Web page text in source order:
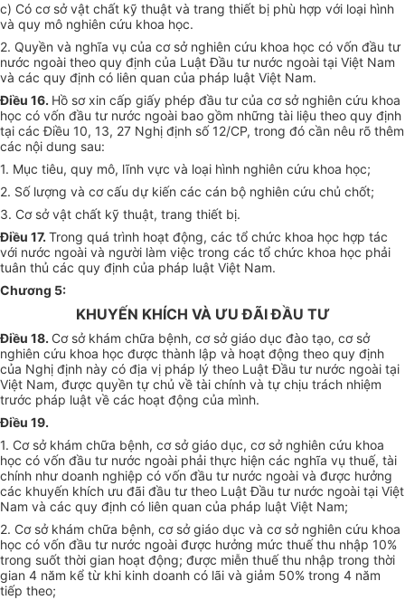
c) Có cơ sở vật chất kỹ thuật và trang thiết bị phù hợp với loại hình
và quy mô nghiên cứu khoa học.
2. Quyền và nghĩa vụ của cơ sở nghiên cứu khoa học có vốn đầu tư
nước ngoài theo quy định của Luật Đầu tư nước ngoài tại Việt Nam
và các quy định có liên quan của pháp luật Việt Nam.
Điều 16. Hồ sơ xin cấp giấy phép đầu tư của cơ sở nghiên cứu khoa
học có vốn đầu tư nước ngoài bao gồm những tài liệu theo quy định
tại các Điều 10, 13, 27 Nghị định số 12/CP, trong đó cần nêu rõ thêm
các nội dung sau:
1. Mục tiêu, quy mô, lĩnh vực và loại hình nghiên cứu khoa học;
2. Số lượng và cơ cấu dự kiến các cán bộ nghiên cứu chủ chốt;
3. Cơ sở vật chất kỹ thuật, trang thiết bị.
Điều 17. Trong quá trình hoạt động, các tổ chức khoa học hợp tác
với nước ngoài và người làm việc trong các tổ chức khoa học phải
tuân thủ các quy định của pháp luật Việt Nam.
Chương 5:
KHUYẾN KHÍCH VÀ ƯU ĐÃI ĐẦU TƯ
Điều 18. Cơ sở khám chữa bệnh, cơ sở giáo dục đào tạo, cơ sở
nghiên cứu khoa học được thành lập và hoạt động theo quy định
của Nghị định này có địa vị pháp lý theo Luật Đầu tư nước ngoài tại
Việt Nam, được quyền tự chủ về tài chính và tự chịu trách nhiệm
trước pháp luật về các hoạt động của mình.
Điều 19.
1. Cơ sở khám chữa bệnh, cơ sở giáo dục, cơ sở nghiên cứu khoa
học có vốn đầu tư nước ngoài phải thực hiện các nghĩa vụ thuế, tài
chính như doanh nghiệp có vốn đầu tư nước ngoài và được hưởng
các khuyến khích ưu đãi đầu tư theo Luật Đầu tư nước ngoài tại Việt
Nam và các quy định có liên quan của pháp luật Việt Nam;
2. Cơ sở khám chữa bệnh, cơ sở giáo dục và cơ sở nghiên cứu khoa
học có vốn đầu tư nước ngoài được hưởng mức thuế thu nhập 10%
trong suốt thời gian hoạt động; được miễn thuế thu nhập trong thời
gian 4 năm kể từ khi kinh doanh có lãi và giảm 50% trong 4 năm
tiếp theo;